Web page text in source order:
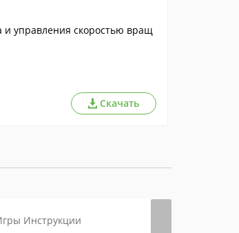
управления скоростью вращ
Скачать
Инструкции